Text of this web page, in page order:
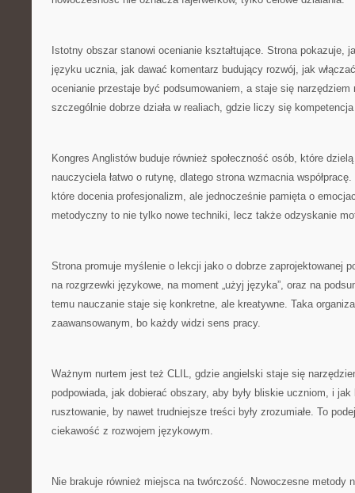
Istotny obszar stanowi ocenianie kształtujące. Strona pokazuje,
języku ucznia, jak dawać komentarz budujący rozwój, jak
ocenianie przestaje być podsumowaniem, a staje się narzędziem
szczególnie dobrze działa w realiach, gdzie liczy się
Kongres Anglistów buduje również społeczność osób, które
nauczyciela łatwo o rutynę, dlatego strona wzmacnia
które docenia profesjonalizm, ale jednocześnie pamięta o
metodyczny to nie tylko nowe techniki, lecz także odzyskanie
Strona promuje myślenie o lekcji jako o dobrze zaprojektowanej
na rozgrzewki językowe, na moment „użyj języka”, oraz na
temu nauczanie staje się konkretne, ale kreatywne. Taka
zaawansowanym, bo każdy widzi sens pracy.
Ważnym nurtem jest też CLIL, gdzie angielski staje się
podpowiada, jak dobierać obszary, aby były bliskie uczniom, i
rusztowanie, by nawet trudniejsze treści były zrozumiałe. To
ciekawość z rozwojem językowym.
Nie brakuje również miejsca na twórczość. Nowoczesne metody